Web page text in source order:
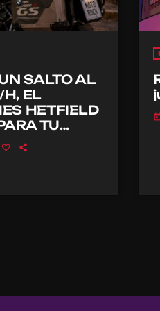
SALTO AL
EL
HETFIELD
TU